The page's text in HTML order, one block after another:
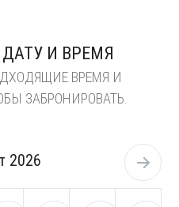
И ВРЕМЯ
ВРЕМЯ И
ЗАБРОНИРОВАТЬ.
2026